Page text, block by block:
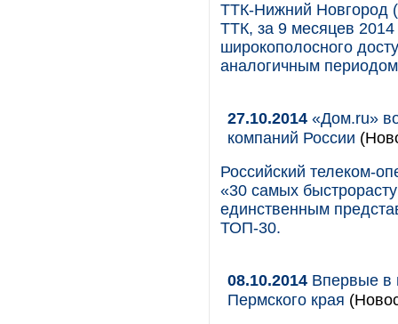
ТТК-Нижний Новгород
ТТК, за 9 месяцев 2014
широкополосного
аналогичным
27.10.2014 «Дом.ru»
компаний России
Российский телеком-
«30 самых
единственным
ТОП-30.
08.10.2014 Впервые в
Пермского края